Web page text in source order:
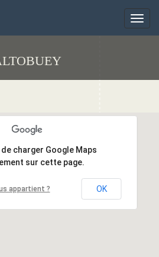
Toggle
de charger Google Maps
sur cette page.
appartient ? OK
de charger Google Maps
sur cette page.
appartient ? OK
Toggle